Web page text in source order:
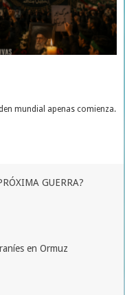
mundial apenas comienza.
GUERRA?
en Ormuz